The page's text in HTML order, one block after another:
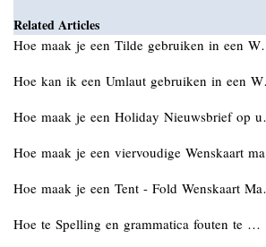
Related Articles
Hoe maak je een Tilde gebruiken in een
Hoe kan ik een Umlaut gebruiken in een
Hoe maak je een Holiday Nieuwsbrief op
Hoe maak je een viervoudige Wenskaart
Hoe maak je een Tent - Fold Wenskaart
Hoe te Spelling en grammatica fouten te …